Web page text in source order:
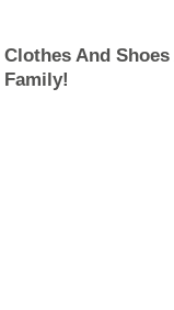
Clothes And
Family!